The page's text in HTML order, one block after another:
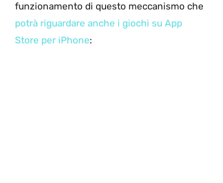
funzionamento di questo meccanismo che
potrà riguardare anche i giochi su App
Store per iPhone: